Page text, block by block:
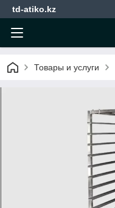
td-atiko.kz
Товары и услуги